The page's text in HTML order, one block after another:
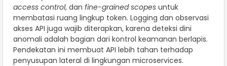
access control, dan fine-grained scopes untuk
membatasi ruang lingkup token. Logging dan observasi
akses API juga wajib diterapkan, karena deteksi dini
anomali adalah bagian dari kontrol keamanan berlapis.
Pendekatan ini membuat API lebih tahan terhadap
penyusupan lateral di lingkungan microservices.